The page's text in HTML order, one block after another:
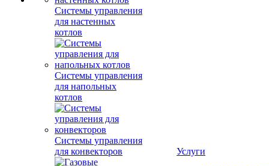
Системы управления
для настенных
котлов
Системы управления
для напольных
котлов
Системы управления
для конвекторов
Услуги